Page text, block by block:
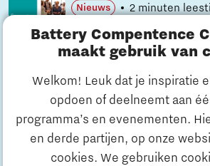
Battery Compentence
maakt gebruik van
Welkom! Leuk dat je inspiratie
opdoen of deelneemt aan
programma’s en evenementen.
en derde partijen, op onze
cookies. We gebruiken
Nieuws 2 minuten
5 jun 2026
Nederlandse
Nieuws 6 minuten
Vacature | Manager
Nieuws 5 minuten